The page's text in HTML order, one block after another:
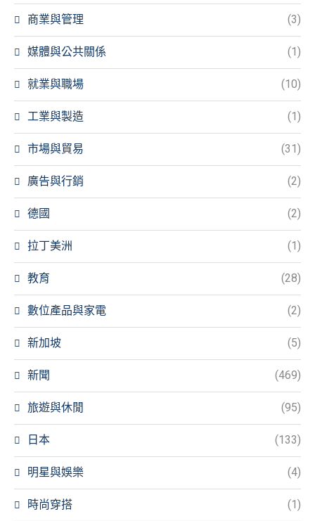
商業與管理 (3)
媒體與公共關係 (1)
就業與職場 (10)
工業與製造 (1)
市場與貿易 (31)
廣告與行銷 (2)
德國 (2)
拉丁美洲 (1)
教育 (28)
數位產品與家電 (2)
新加坡 (5)
新聞 (469)
旅遊與休閒 (95)
日本 (133)
明星與娛樂 (4)
時尚穿搭 (1)